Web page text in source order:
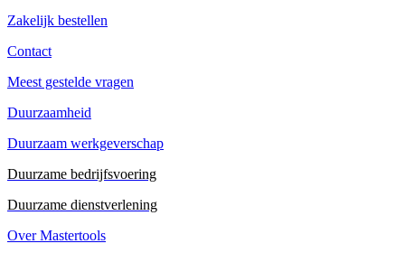
Zakelijk bestellen
Contact
Meest gestelde vragen
Duurzaamheid
Duurzaam werkgeverschap
Duurzame bedrijfsvoering
Duurzame dienstverlening
Over Mastertools